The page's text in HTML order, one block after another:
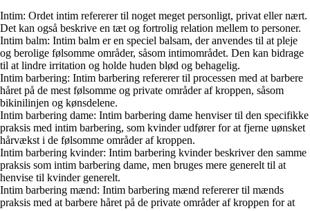
Intim: Ordet intim refererer til noget meget personligt, privat eller nært.
Det kan også beskrive en tæt og fortrolig relation mellem to personer.
Intim balm: Intim balm er en speciel balsam, der anvendes til at pleje
og berolige følsomme områder, såsom intimområdet. Den kan bidrage
til at lindre irritation og holde huden blød og behagelig.
Intim barbering: Intim barbering refererer til processen med at barbere
håret på de mest følsomme og private områder af kroppen, såsom
bikinilinjen og kønsdelene.
Intim barbering dame: Intim barbering dame henviser til den specifikke
praksis med intim barbering, som kvinder udfører for at fjerne uønsket
hårvækst i de følsomme områder af kroppen.
Intim barbering kvinder: Intim barbering kvinder beskriver den samme
praksis som intim barbering dame, men bruges mere generelt til at
henvise til kvinder generelt.
Intim barbering mænd: Intim barbering mænd refererer til mænds
praksis med at barbere håret på de private områder af kroppen for at